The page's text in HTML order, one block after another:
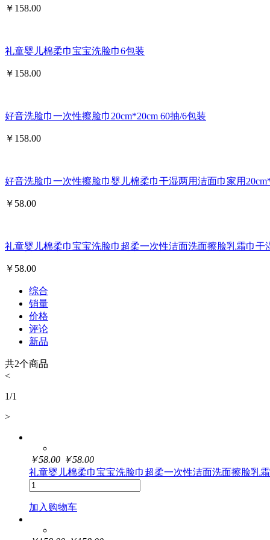
￥ 158.00
礼童婴儿棉柔巾宝宝洗脸巾6包装
￥ 158.00
好音洗脸巾一次性擦脸巾20cm*20cm 60抽/6包装
￥ 158.00
好音洗脸巾一次性擦脸巾婴儿棉柔巾干湿两用洁面巾家用
￥ 58.00
礼童婴儿棉柔巾宝宝洗脸巾超柔一次性洁面洗面擦脸乳霜巾干
￥ 58.00
综合
销量
价格
评论
新品
共2个商品
<
1/1
>
￥58.00 ￥58.00
礼童婴儿棉柔巾宝宝洗脸巾超柔一次性洁面洗面擦脸乳
加入购物车